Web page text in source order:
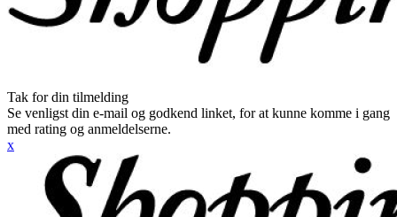
Tak for din tilmelding
Se venligst din e-mail og godkend linket, for at kunne komme i gang
med rating og anmeldelserne.
x